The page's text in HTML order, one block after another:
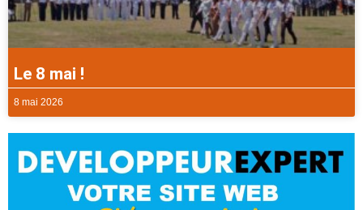
Le 8 mai !
8 mai 2026